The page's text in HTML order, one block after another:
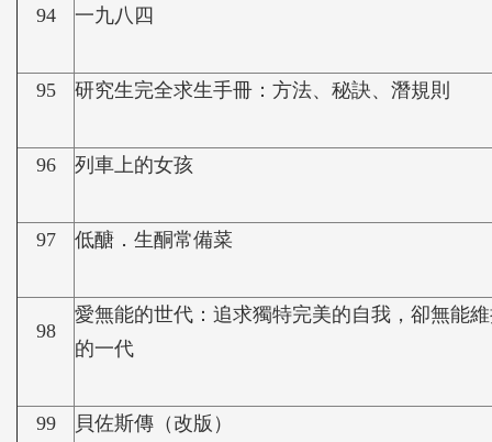
94 一九八四
95 研究生完全求生手冊：方法、秘訣、潛規則
96 列車上的女孩
97 低醣．生酮常備菜
98
愛無能的世代：追求獨特完美的自我，卻無能
的一代
99 貝佐斯傳（改版）